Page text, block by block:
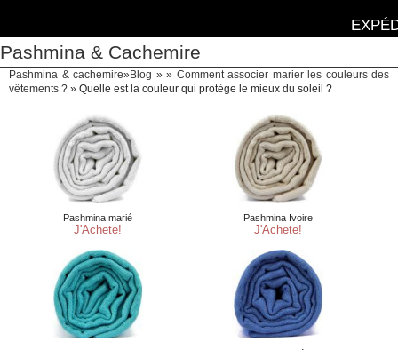
Pashmina & Cachemire
Pashmina & cachemire»Blog » » Comment associer marier les couleurs des
vêtements ? » Quelle est la couleur qui protège le mieux du soleil ?